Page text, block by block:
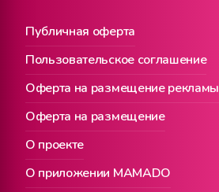
Публичная оферта
О проекте
Пользовательское соглашение
О приложении MAMADO
Оферта на размещение рекламы
Оферта на размещение